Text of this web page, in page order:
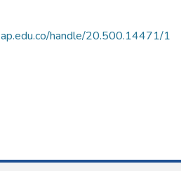
handle/20.500.14471/1